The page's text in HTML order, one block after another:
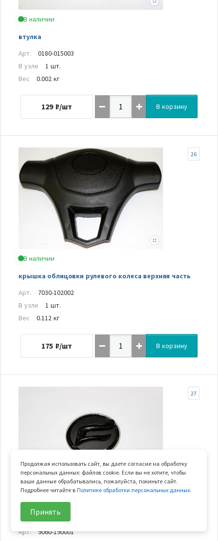
В наличии
втулка
Арт.
0180-015003
В узле
1 шт.
Вес
0.002 кг
129 ₽/шт В корзину
В наличии
крышка облицовки рулевого колеса верхняя часть
26
Арт.
7030-102002
В узле
1 шт.
Вес
0.112 кг
175 ₽/шт В корзину
логотип CFMOTO
27
Арт.
9060-190001
Продолжая использовать сайт, вы даете согласие на обработку
персональных данных: файлов cookie. Если вы не хотите, чтобы
ваши данные обрабатывались, пожалуйста, покиньте сайт.
Подробнее читайте вПолитике обработки персональных данных.
Принять